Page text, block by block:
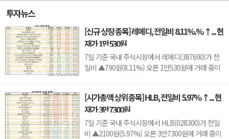
투자뉴스
[신규 상장 종목] 레메디, 전일비 8.11%.% ↑... 현
재가 1만530원
7일 기준 국내 주식시장에서 레메디(387690)가 전
일비 ▲790원(8.11%) 오른 1만530원에 거래 중이
라 주가 변동성이 나타날 수 있다.이어 에이치엘지노
믹스(0156T0, 1만870원, ▲370, 3.52%), 스트라드
비젼(475040, 3070원, ▲30, 0.99%), 세미티에스
(0017J0, 3110...
[시가총액 상위 종목] HLB, 전일비 5.97% ↑... 현
재가 3만7300원
7일 기준 국내 주식시장에서 HLB(028300)가 전일
비 ▲2100원(5.97%) 오른 3만7300원에 거래 중이